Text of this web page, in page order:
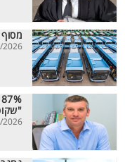
27/7/2026
27/7/2026